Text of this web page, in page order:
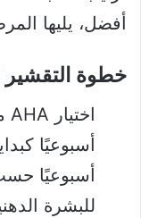
أفضل، يليها
خطوة التقشير
أسبوعيًا
أسبوعيًا
للبشرة